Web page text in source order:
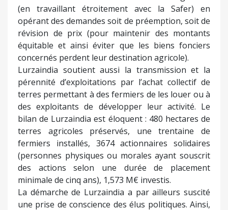
(en travaillant étroitement avec la Safer) en
opérant des demandes soit de préemption, soit de
révision de prix (pour maintenir des montants
équitable et ainsi éviter que les biens fonciers
concernés perdent leur destination agricole).
Lurzaindia soutient aussi la transmission et la
pérennité d’exploitations par l’achat collectif de
terres permettant à des fermiers de les louer ou à
des exploitants de développer leur activité. Le
bilan de Lurzaindia est éloquent : 480 hectares de
terres agricoles préservés, une trentaine de
fermiers installés, 3674 actionnaires solidaires
(personnes physiques ou morales ayant souscrit
des actions selon une durée de placement
minimale de cinq ans), 1,573 M€ investis.
La démarche de Lurzaindia a par ailleurs suscité
une prise de conscience des élus politiques. Ainsi,